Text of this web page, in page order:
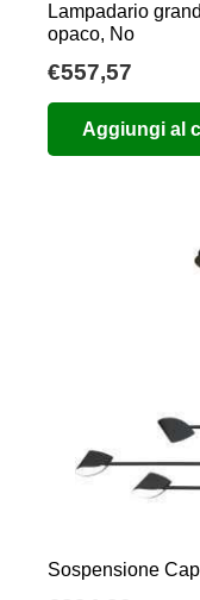
Lampadario
opaco, No
€557,57
Aggiungi al
Sospensione